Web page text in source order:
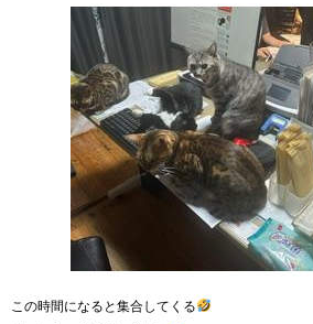
この時間になると集合してくる